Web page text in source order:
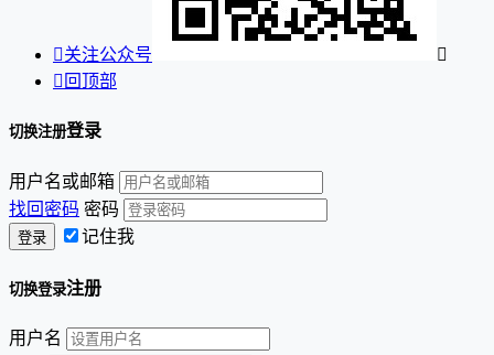
关注公众号

 回顶部
切换注册登录
用户名或邮箱
找回密码 密码
记住我
切换登录注册
用户名